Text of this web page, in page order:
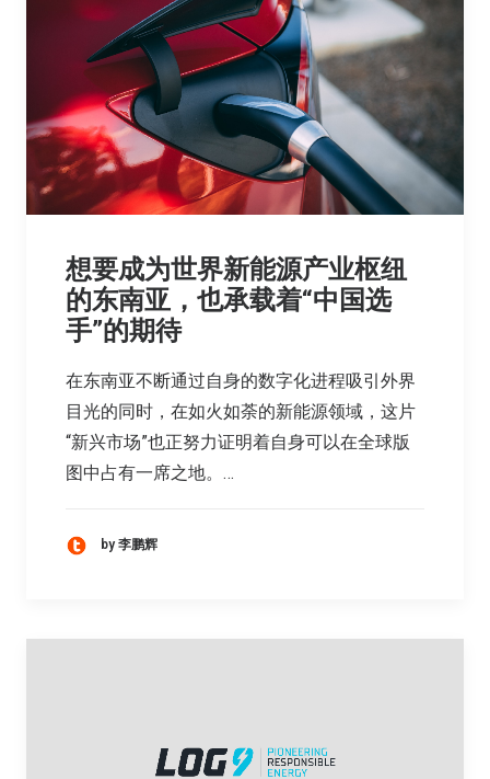
想要成为世界新能源产业枢纽
的东南亚，也承载着“中国选
手”的期待
在东南亚不断通过自身的数字化进程吸引外界
目光的同时，在如火如荼的新能源领域，这片
“新兴市场”也正努力证明着自身可以在全球版
图中占有一席之地。…
by 李鹏辉